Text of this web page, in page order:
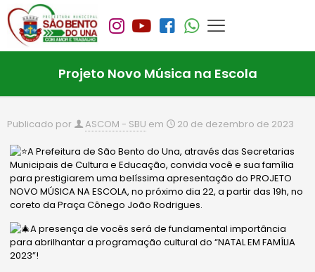
Projeto Novo Música na Escola
Publicado por ASCOM - SBU em 20 de dezembro de 2023
A Prefeitura de São Bento do Una, através das Secretarias
Municipais de Cultura e Educação, convida você e sua família
para prestigiarem uma belíssima apresentação do PROJETO
NOVO MÚSICA NA ESCOLA, no próximo dia 22, a partir das 19h, no
coreto da Praça Cônego João Rodrigues.
A presença de vocês será de fundamental importância
para abrilhantar a programação cultural do “NATAL EM FAMÍLIA
2023”!